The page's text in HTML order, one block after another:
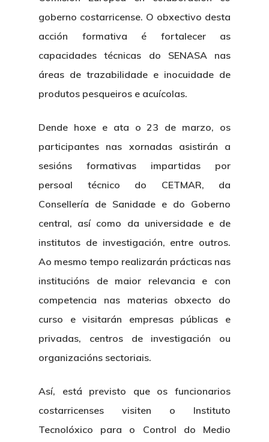
goberno costarricense. O obxectivo desta
acción formativa é fortalecer as
capacidades técnicas do SENASA nas
áreas de trazabilidade e inocuidade de
produtos pesqueiros e acuícolas.
Dende hoxe e ata o 23 de marzo, os
participantes nas xornadas asistirán a
sesións formativas impartidas por
persoal técnico do CETMAR, da
Consellería de Sanidade e do Goberno
central, así como da universidade e de
institutos de investigación, entre outros.
Ao mesmo tempo realizarán prácticas nas
institucións de maior relevancia e con
competencia nas materias obxecto do
curso e visitarán empresas públicas e
privadas, centros de investigación ou
organizacións sectoriais.
Así, está previsto que os funcionarios
costarricenses visiten o Instituto
Tecnolóxico para o Control do Medio